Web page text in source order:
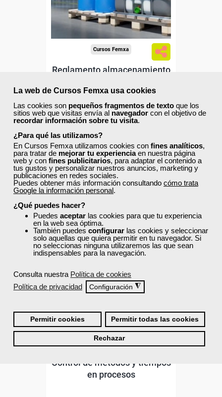
La web de Cursos Femxa usa cookies
Las cookies son pequeños fragmentos de texto que los
sitios web que visitas envía al navegador con el objetivo de
recordar información sobre tu visita.
¿Para qué las utilizamos?
En Cursos Femxa utilizamos cookies con fines analíticos,
para tratar de mejorar tu experienciaen nuestra página
web y con fines publicitarios, para adaptar el contenido a
tus gustos y personalizar nuestros anuncios, marketing y
publicaciones en redes sociales.
Puedes obtener más información consultando cómo trata
Google la información personal.
¿Qué puedes hacer?
Puedes aceptar las cookies para que tu experiencia
en la web sea óptima.
También puedes configurar las cookies y seleccionar
solo aquellas que quiera permitir en tu navegador. Si
no seleccionas ninguna utilizaremos las que sean
indispensables para la navegación.
Consulta nuestra Política de cookies
Política de privacidad
Configuración ◮
Permitir cookies Permitir todas las cookies
Rechazar
Sector
-Industria Química.
Cursos Femxa
Reglamento almacenamiento
Curso Gratuito
50 horas
Online (toda España)
Ver curso
4 161
ONLINE
Formación 100%
subvencionada.
Para desempleados,
trabajadores y autónomos.
Cursos Femxa
Control de metodos y tiempos
en procesos